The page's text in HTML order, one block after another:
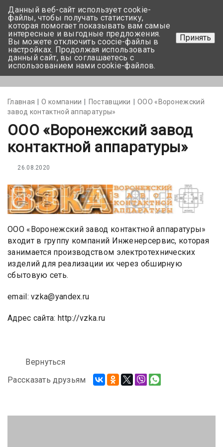
+375 17-350-99-56
+375 44-752-82-08
Задать вопрос
Главная О компании Поставщики
ООО «Воронежский
завод контактной аппаратуры»
ООО «Воронежский завод
контактной аппаратуры»
26.08.2020
ООО «Воронежский завод контактной аппаратуры»
входит в группу компаний Инженерсервис, которая
занимается производством электротехнических
изделий для реализации их через обширную
сбытовую сеть.
email: vzka@yandex.ru
Адрес сайта: http://vzka.ru
Вернуться
Рассказать друзьям
Данный веб-сайт использует cookie-
файлы, чтобы получать статистику,
которая помогает показывать вам самые
интересные и выгодные предложения.
Вы можете отключить coocie-файлы в
настройках. Продолжая использовать
данный сайт, вы соглашаетесь с
использованием нами cookie-файлов.
Принять